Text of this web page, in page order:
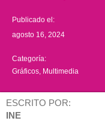
Publicado el:
agosto 16, 2024
Categoría:
Gráficos Multimedia
ESCRITO POR:
INE